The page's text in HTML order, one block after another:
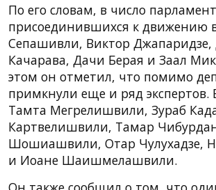
По его словам, в число
присоединившихся к движению
Сепашивли, Виктор Джапаридзе,
Качарава, Дачи Берая и Заал
этом он отметил, что помимо
примкнули еще и ряд экспертов.
Тамта Мегрелишвили, Зураб
Картвелишвили, Тамар
Шошиашвили, Отар Чулухадзе,
и Иоане Шаишмелашвили.